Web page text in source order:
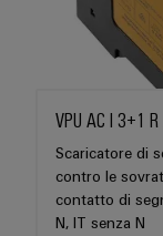
e
prodotti
per
stoccaggio
energetico
(ESS)
elettrico
e
campo
campo
Smart
cavi
patch
Soluzioni
di
del
PCB
digitale
Servizi
di
per
i
clienti
Human
Resources
anni
di
Schweiz
In
poche
parole
MultiMark
Aktionen
THM
LPC
VPU AC I 3+1
Scaricatore di
contro le
contatto di
N, IT senza N